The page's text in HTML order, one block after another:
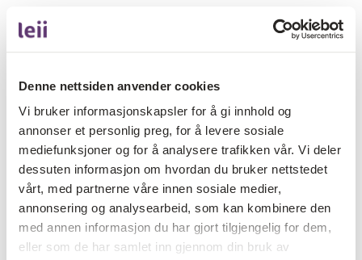
Denne nettsiden anvender cookies
Vi bruker informasjonskapsler for å gi innhold og
annonser et personlig preg, for å levere sosiale
mediefunksjoner og for å analysere trafikken vår. Vi deler
dessuten informasjon om hvordan du bruker nettstedet
vårt, med partnerne våre innen sosiale medier,
annonsering og analysearbeid, som kan kombinere den
med annen informasjon du har gjort tilgjengelig for dem,
eller som de har samlet inn gjennom din bruk av